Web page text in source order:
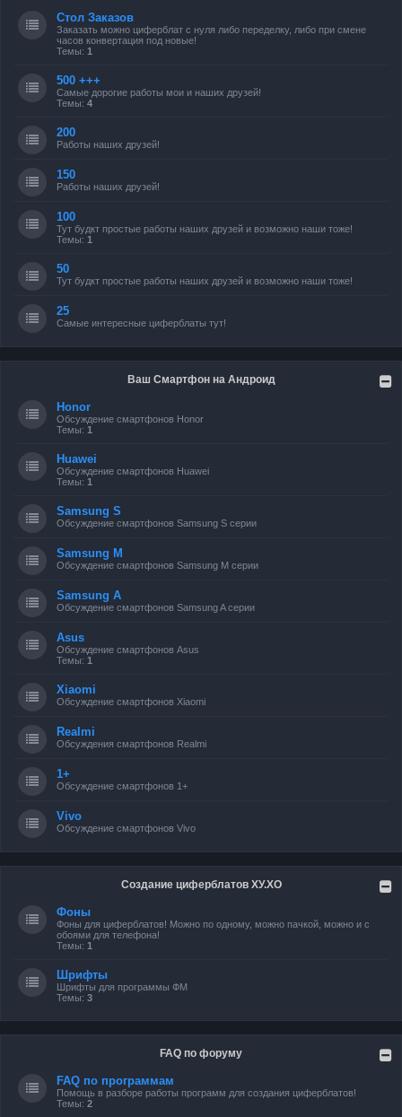
Стол Заказов
Заказать можно циферблат с нуля либо переделку, либо при смене
часов конвертация под новые!
Темы: 1
500 +++
Самые дорогие работы мои и наших друзей!
Темы: 4
200
Работы наших друзей!
150
Работы наших друзей!
100
Тут будкт простые работы наших друзей и возможно наши тоже!
Темы: 1
50
Тут будкт простые работы наших друзей и возможно наши тоже!
25
Самые интересные циферблаты тут!
Ваш Смартфон на Андроид
Honor
Обсуждение смартфонов Honor
Темы: 1
Huawei
Обсуждение смартфонов Huawei
Темы: 1
Samsung S
Обсуждение смартфонов Samsung S серии
Samsung M
Обсуждение смартфонов Samsung M серии
Samsung A
Обсуждение смартфонов Samsung A серии
Asus
Обсуждение смартфонов Asus
Темы: 1
Xiaomi
Обсуждение смартфонов Xiaomi
Realmi
Обсуждения смартфонов Realmi
1+
Обсуждение смартфонов 1+
Vivo
Обсуждение смартфонов Vivo
Создание циферблатов ХУ.ХО
Фоны
Фоны для циферблатов! Можно по одному, можно пачкой, можно и с
обоями для телефона!
Темы: 1
Шрифты
Шрифты для программы ФМ
Темы: 3
FAQ по форуму
FAQ по программам
Помощь в разборе работы программ для создания циферблатов!
Темы: 2